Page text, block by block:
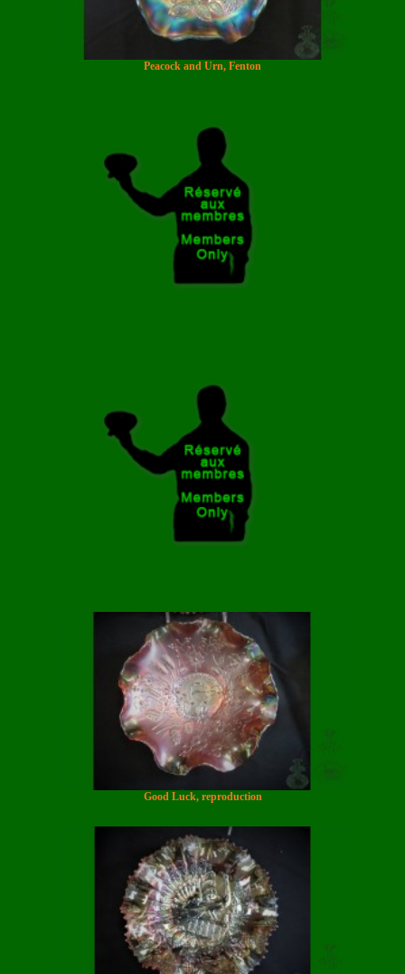
Peacock and Urn, Fenton
Good Luck, reproduction